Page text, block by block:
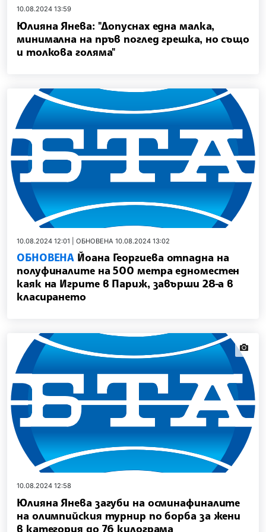
10.08.2024 13:59
Юлияна Янева: "Допуснах една малка,
минимална на пръв поглед грешка, но също
и толкова голяма"
10.08.2024 12:01 | ОБНОВЕНА 10.08.2024 13:02
ОБНОВЕНА Йоана Георгиева отпадна на
полуфиналите на 500 метра едноместен
каяк на Игрите в Париж, завърши 28-а в
класирането
10.08.2024 12:58
Юлияна Янева загуби на осминафиналите
на олимпийския турнир по борба за жени
в категория до 76 килограма